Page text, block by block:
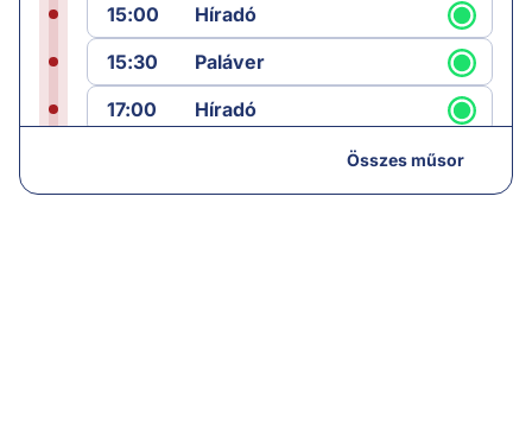
15:00
Híradó
15:30
Paláver
17:00
Híradó
Összes műsor